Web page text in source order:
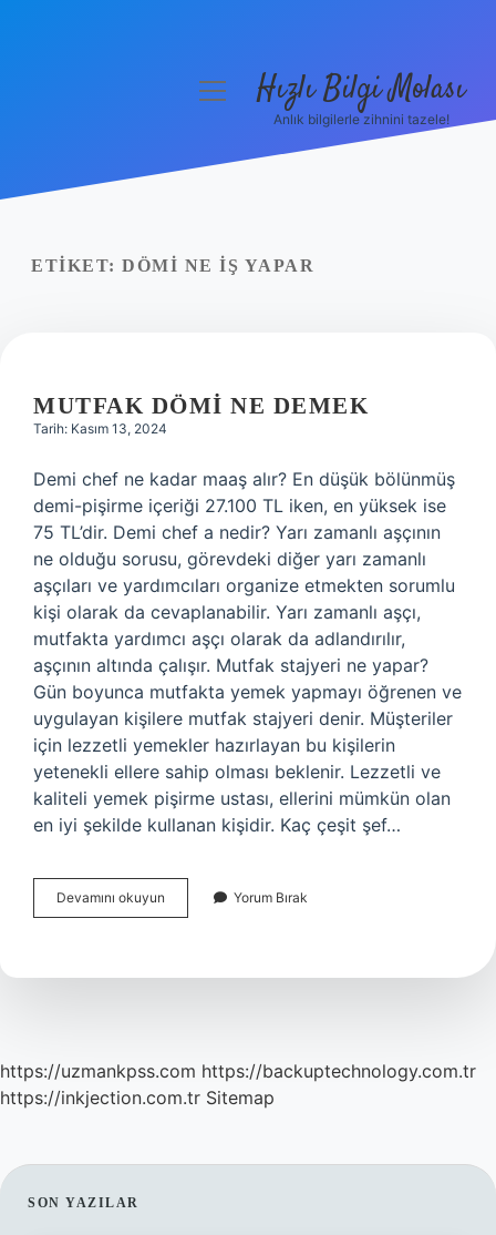
Yasal Uyarı
menüyüHızlı Bilgi Molası
Anlık bilgilerle zihnini tazele!
ETIKET: DÖMI NE IŞ YAPAR
MUTFAK DÖMI NE DEMEK
Tarih: Kasım 13, 2024
Demi chef ne kadar maaş alır? En düşük bölünmüş
demi-pişirme içeriği 27.100 TL iken, en yüksek ise
75 TL’dir. Demi chef a nedir? Yarı zamanlı aşçının
ne olduğu sorusu, görevdeki diğer yarı zamanlı
aşçıları ve yardımcıları organize etmekten sorumlu
kişi olarak da cevaplanabilir. Yarı zamanlı aşçı,
mutfakta yardımcı aşçı olarak da adlandırılır,
aşçının altında çalışır. Mutfak stajyeri ne yapar?
Gün boyunca mutfakta yemek yapmayı öğrenen ve
uygulayan kişilere mutfak stajyeri denir. Müşteriler
için lezzetli yemekler hazırlayan bu kişilerin
yetenekli ellere sahip olması beklenir. Lezzetli ve
kaliteli yemek pişirme ustası, ellerini mümkün olan
en iyi şekilde kullanan kişidir. Kaç çeşit şef…
Devamını okuyun
Dömi
Yorum Bırak
https://uzmankpss.com https://backuptechnology.com.tr
https://inkjection.com.tr Sitemap
SIDEBAR
SON YAZILAR